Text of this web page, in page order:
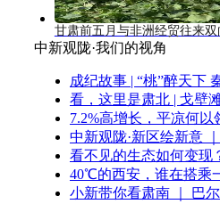
甘肃前五月与非洲经贸往来双
中新观陇·我们的视角
成纪故事 | “桃”醉天下
看，这里是肃北 | 戈壁
7.2%高增长，平凉何以
中新观陇·新区绘新意
看不见的生态如何变现
40℃的西安，谁在搭乘
小新带你看肃南 ｜ 巴